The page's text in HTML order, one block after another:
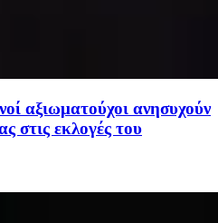
αξιωματούχοι ανησυχούν
στις εκλογές του